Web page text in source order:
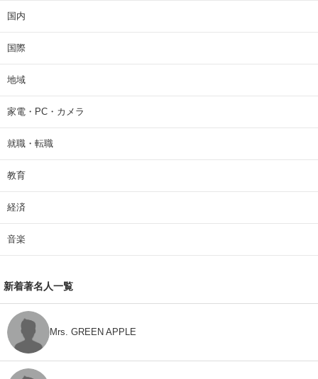
国内
国際
地域
家電・PC・カメラ
就職・転職
教育
経済
音楽
新着著名人一覧
Mrs. GREEN APPLE